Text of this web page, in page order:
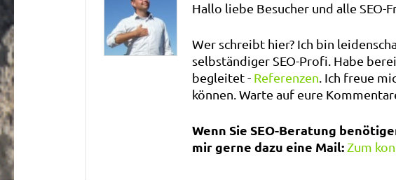
Hallo liebe Besucher und alle SEO-
Wer schreibt hier? Ich bin
selbständiger SEO-Profi. Habe
begleitet - Referenzen . Ich freue
können. Warte auf eure
Wenn Sie SEO-Beratung
mir gerne dazu eine Mail: Zum